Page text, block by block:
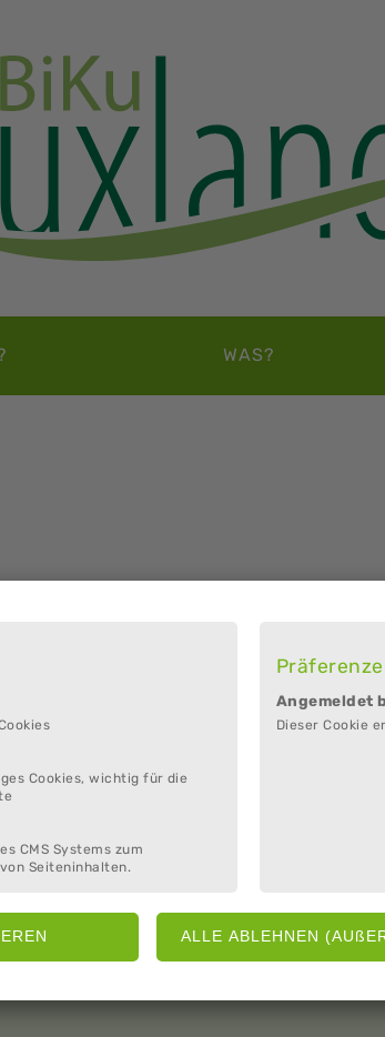
Cookies, wichtig für die
CMS Systems zum
Seiteninhalten.
Angemeldet
Dieser Cookie
WAS?
/ ermäßigt 4 €